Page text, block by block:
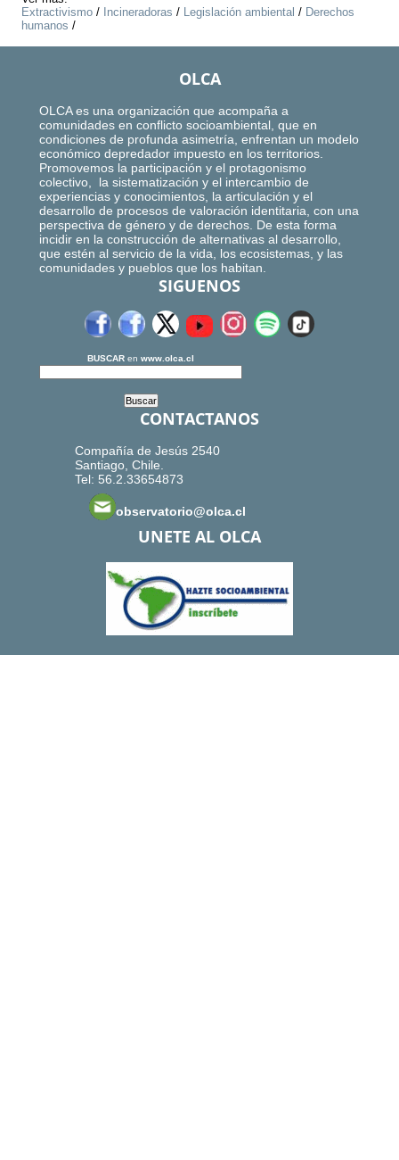
Extractivismo / Incineradoras / Legislación ambiental / Derechos
humanos /
OLCA
OLCA es una organización que acompaña a
comunidades en conflicto socioambiental, que en
condiciones de profunda asimetría, enfrentan un modelo
económico depredador impuesto en los territorios.
Promovemos la participación y el protagonismo
colectivo, la sistematización y el intercambio de
experiencias y conocimientos, la articulación y el
desarrollo de procesos de valoración identitaria, con una
perspectiva de género y de derechos. De esta forma
incidir en la construcción de alternativas al desarrollo,
que estén al servicio de la vida, los ecosistemas, y las
comunidades y pueblos que los habitan.
SIGUENOS
BUSCAR en www.olca.cl
CONTACTANOS
Compañía de Jesús 2540
Santiago, Chile.
Tel: 56.2.33654873
observatorio@olca.cl
UNETE AL OLCA